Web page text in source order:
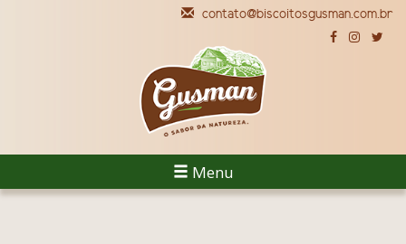
contato@biscoitosgusman.com.br
Menu